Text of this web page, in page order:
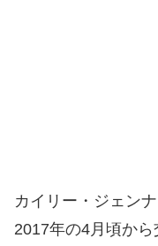
カイリー・ジェン
2017年の4月頃か